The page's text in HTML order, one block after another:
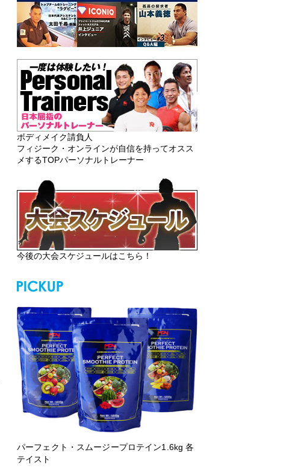
ボディメイク請負人
フィジーク・オンラインが自信を持ってオスス
メするTOPパーソナルトレーナー
今後の大会スケジュールはこちら！
パーフェクト・スムージープロテイン1.6kg 各
テイスト